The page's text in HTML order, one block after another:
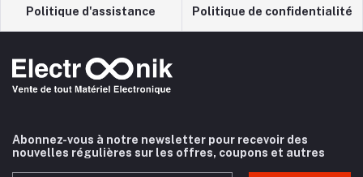
Politique d'assistance Politique de confidentialité
Abonnez-vous à notre newsletter pour recevoir des
nouvelles régulières sur les offres, coupons et autres